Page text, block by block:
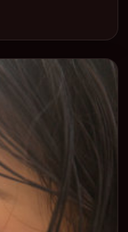
06-20 在内地院
碑稳健，适合喜欢强